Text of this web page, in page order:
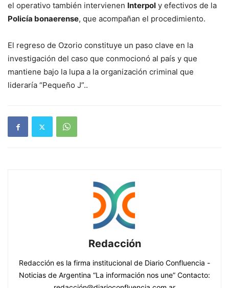
el operativo también intervienen Interpol y efectivos de la
Policía bonaerense, que acompañan el procedimiento.
El regreso de Ozorio constituye un paso clave en la
investigación del caso que conmocionó al país y que
mantiene bajo la lupa a la organización criminal que
lideraría “Pequeño J”..
Redacción
Redacción es la firma institucional de Diario Confluencia -
Noticias de Argentina “La información nos une” Contacto: